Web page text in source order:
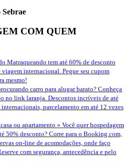
COM QUEM
Matraqueando tem até 60% de desconto
viagem internacional. Pegue seu cupom
mesmo!
carro para alugar barato? Conheça
no link laranja. Descontos incríveis de até
internacionais, parcelamento em até 12 vezes
ou apartamento » Você quer hospedagem
50% desconto? Corre para o Booking.com,
on-line de acomodações, onde faço
com segurança, antecedência e pelo